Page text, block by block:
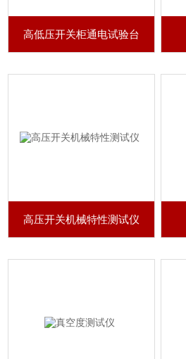
高低压开关柜通电试验台
高压开关机械特性测试仪